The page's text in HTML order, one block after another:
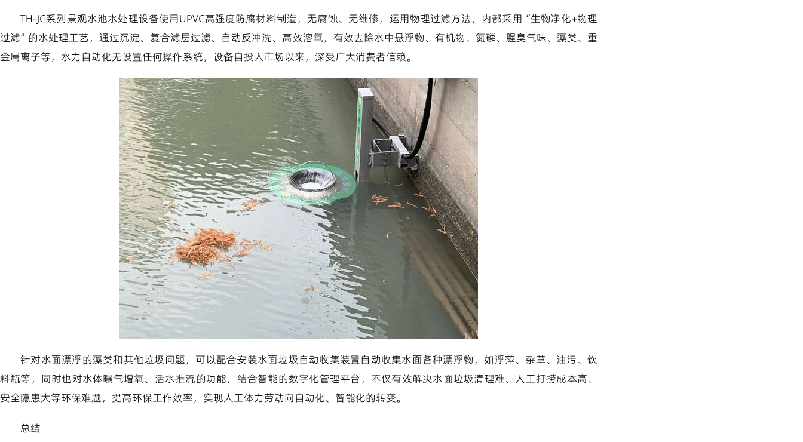
TH-JG系列景观水池水处理设备使用UPVC高强度防腐材料制造，无腐蚀、无维修，运用物理过滤方法，内部采用“生物净化+物理
过滤”的水处理工艺，通过沉淀、复合滤层过滤、自动反冲洗、高效溶氧，有效去除水中悬浮物、有机物、氮磷、腥臭气味、藻类、重
金属离子等，水力自动化无设置任何操作系统，设备自投入市场以来，深受广大消费者信赖。
针对水面漂浮的藻类和其他垃圾问题，可以配合安装水面垃圾自动收集装置自动收集水面各种漂浮物，如浮萍、杂草、油污、饮
料瓶等，同时也对水体曝气增氧、活水推流的功能，结合智能的数字化管理平台，不仅有效解决水面垃圾清理难、人工打捞成本高、
安全隐患大等环保难题，提高环保工作效率，实现人工体力劳动向自动化、智能化的转变。
总结